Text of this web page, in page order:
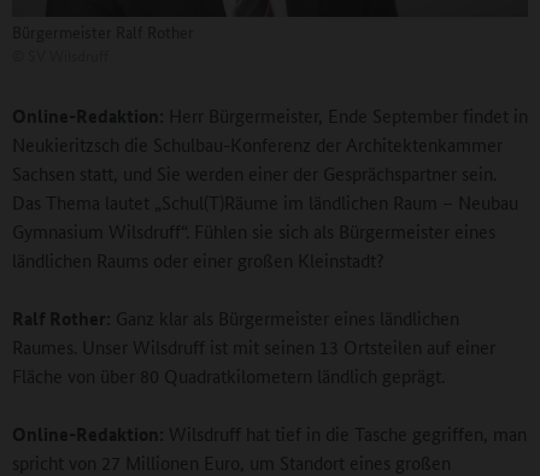
Online-Redaktion: Herr Bürgermeister, Ende September findet in
Neukieritzsch die Schulbau-Konferenz der Architektenkammer
Sachsen statt, und Sie werden einer der Gesprächspartner sein.
Das Thema lautet „Schul(T)Räume im ländlichen Raum – Neubau
Gymnasium Wilsdruff“. Fühlen sie sich als Bürgermeister eines
ländlichen Raums oder einer großen Kleinstadt?
Ralf Rother: Ganz klar als Bürgermeister eines ländlichen
Raumes. Unser Wilsdruff ist mit seinen 13 Ortsteilen auf einer
Fläche von über 80 Quadratkilometern ländlich geprägt.
Online-Redaktion: Wilsdruff hat tief in die Tasche gegriffen, man
spricht von 27 Millionen Euro, um Standort eines großen